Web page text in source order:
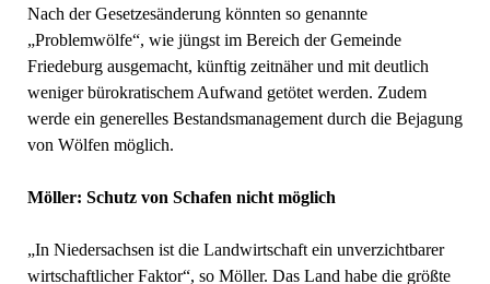
Nach der Gesetzesänderung könnten so genannte
„Problemwölfe“, wie jüngst im Bereich der Gemeinde
Friedeburg ausgemacht, künftig zeitnäher und mit deutlich
weniger bürokratischem Aufwand getötet werden. Zudem
werde ein generelles Bestandsmanagement durch die Bejagung
von Wölfen möglich.
Möller: Schutz von Schafen nicht möglich
„In Niedersachsen ist die Landwirtschaft ein unverzichtbarer
wirtschaftlicher Faktor“, so Möller. Das Land habe die größte